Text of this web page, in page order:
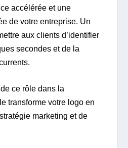
accélérée et une
de votre entreprise. Un
aux clients d’identifier
secondes et de la
ce rôle dans la
transforme votre logo en
marketing et de